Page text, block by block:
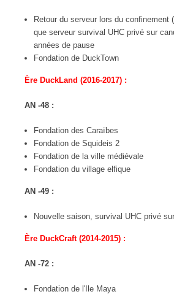
Retour du serveur lors du confinement
que serveur survival UHC privé sur
années de pause
Fondation de DuckTown
Ère DuckLand (2016-2017) :
AN -48 :
Fondation des Caraïbes
Fondation de Squideis 2
Fondation de la ville médiévale
Fondation du village elfique
AN -49 :
Nouvelle saison, survival UHC privé
Ère DuckCraft (2014-2015) :
AN -72 :
Fondation de l'Ile Maya